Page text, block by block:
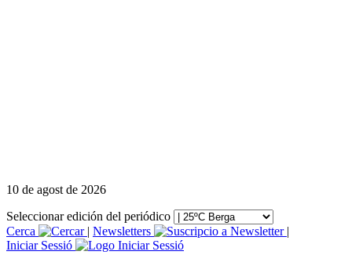
10 de agost de 2026
Seleccionar edición del periódico
Cerca
| Newsletters
|
Iniciar Sessió